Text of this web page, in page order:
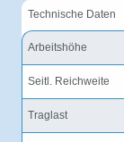
Technische Daten
Arbeitshöhe
Seitl. Reichweite
Traglast